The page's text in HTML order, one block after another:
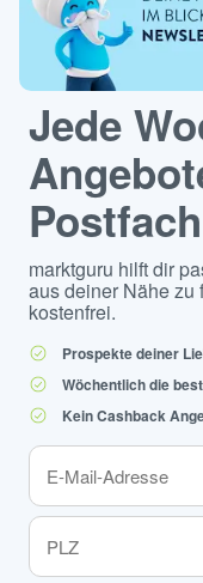
Jede
Postfach
marktguru hilft dir
aus deiner Nähe zu
kostenfrei.
Prospekte deiner
Wöchentlich die
Kein Cashback